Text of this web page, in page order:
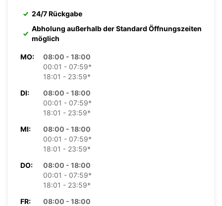
24/7 Rückgabe
Abholung außerhalb der Standard Öffnungszeiten
möglich
MO:
08:00 - 18:00
00:01 - 07:59*
18:01 - 23:59*
DI:
08:00 - 18:00
00:01 - 07:59*
18:01 - 23:59*
MI:
08:00 - 18:00
00:01 - 07:59*
18:01 - 23:59*
DO:
08:00 - 18:00
00:01 - 07:59*
18:01 - 23:59*
FR:
08:00 - 18:00